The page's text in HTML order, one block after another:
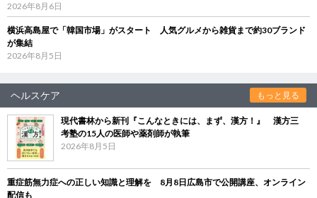
2026年8月6日
横浜高島屋で「韓国市場」がスタート 人気グルメから雑貨まで約30ブランド
が集結
2026年8月5日
ヘルスケア もっと見る
現代書林から新刊『こんなときには、まず、漢方！』 漢方三
考塾の15人の医師や薬剤師が執筆
2026年8月5日
重症筋無力症への正しい知識と理解を 8月8日広島市で公開講座、オンライン
配信も